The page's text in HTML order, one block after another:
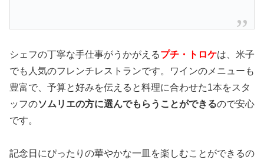
シェフの丁寧な手仕事がうかがえるプチ・トロケは、米子
でも人気のフレンチレストランです。ワインのメニューも
豊富で、予算と好みを伝えると料理に合わせた1本をスタ
ッフのソムリエの方に選んでもらうことができるので安心
です。
記念日にぴったりの華やかな一皿を楽しむことができるの